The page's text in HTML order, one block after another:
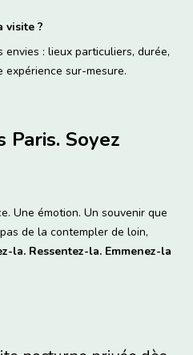
visite ?
envies : lieux particuliers, durée,
expérience sur-mesure.
Soyez
Une émotion. Un souvenir que
de la contempler de loin,
la. Ressentez-la. Emmenez-la